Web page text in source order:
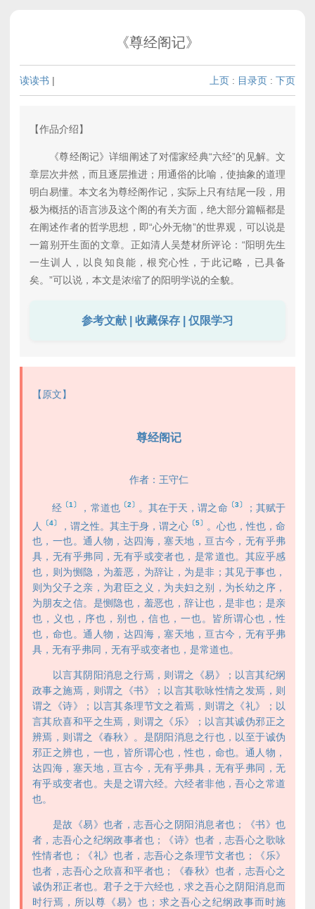
《尊经阁记》
读读书 | 上页 : 目录页 : 下页
【作品介绍】
《尊经阁记》详细阐述了对儒家经典“六经”的见解。文
章层次井然，而且逐层推进；用通俗的比喻，使抽象的道理
明白易懂。本文名为尊经阁作记，实际上只有结尾一段，用
极为概括的语言涉及这个阁的有关方面，绝大部分篇幅都是
在阐述作者的哲学思想，即“心外无物”的世界观，可以说是
一篇别开生面的文章。正如清人吴楚材所评论：“阳明先生
一生训人，以良知良能，根究心性，于此记略，已具备
矣。”可以说，本文是浓缩了的阳明学说的全貌。
参考文献 | 收藏保存 | 仅限学习
【原文】
尊经阁记
作者：王守仁
经 〔1〕 ，常道也 〔2〕 。其在于天，谓之命 〔3〕
；其赋于
人
〔4〕 ，谓之性。其主于身，谓之心 〔5〕
。心也，性也，命
也，一也。通人物，达四海，塞天地，亘古今，无有乎弗
具，无有乎弗同，无有乎或变者也，是常道也。其应乎感
也，则为恻隐，为羞恶，为辞让，为是非；其见于事也，
则为父子之亲，为君臣之义，为夫妇之别，为长幼之序，
为朋友之信。是恻隐也，羞恶也，辞让也，是非也；是亲
也，义也，序也，别也，信也，一也。皆所谓心也，性
也，命也。通人物，达四海，塞天地，亘古今，无有乎弗
具，无有乎弗同，无有乎或变者也，是常道也。
以言其阴阳消息之行焉，则谓之《易》；以言其纪纲
政事之施焉，则谓之《书》；以言其歌咏性情之发焉，则
谓之《诗》；以言其条理节文之着焉，则谓之《礼》；以
言其欣喜和平之生焉，则谓之《乐》；以言其诚伪邪正之
辨焉，则谓之《春秋》。是阴阳消息之行也，以至于诚伪
邪正之辨也，一也，皆所谓心也，性也，命也。通人物，
达四海，塞天地，亘古今，无有乎弗具，无有乎弗同，无
有乎或变者也。夫是之谓六经。六经者非他，吾心之常道
也。
是故《易》也者，志吾心之阴阳消息者也；《书》也
者，志吾心之纪纲政事者也；《诗》也者，志吾心之歌咏
性情者也；《礼》也者，志吾心之条理节文者也；《乐》
也者，志吾心之欣喜和平者也；《春秋》也者，志吾心之
诚伪邪正者也。君子之于六经也，求之吾心之阴阳消息而
时行焉，所以尊《易》也；求之吾心之纪纲政事而时施